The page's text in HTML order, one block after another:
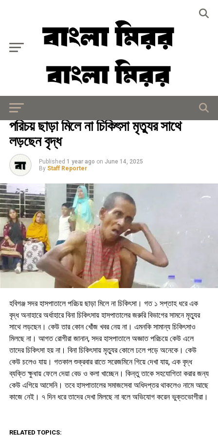
দূর্নীতি
পরিচয় ছাড়া মিলে না চিকিৎসা মৃত্যুর সাথে
লড়ছেন বৃদ্ধ
Published 1 year ago on June 14, 2025
By Staff Reporter
হবিগঞ্জ সদর হাসপাতালে পরিচয় ছাড়া মিলে না চিকিৎসা। গত ১ সপ্তাহ ধরে এক
বৃদ্ধ অনাহারে অর্ধাহারে বিনা চিকিৎসায় হাসপাতালের জরুরি বিভাগের সামনে মৃত্যুর
সাথে লড়ছেন। কেউ তার কোন খোঁজ খবর নেয় না। এমনকি সামান্য চিকিৎসাও
মিলছে না। আগত রোগীরা জানান, সদর হাসপাতালে অজ্ঞাত পরিচয়ে কেউ এলে
তাদের চিকিৎসা হয় না। বিনা চিকিৎসায় মৃত্যুর কোলে ঢলে পড়ে অনেকে। কেউ
কেউ চলেও যায়। গতকাল শুক্রবার রাতে সরেজমিনে গিয়ে দেখা যায়, এক বৃদ্ধ
ব্যক্তি ক্ষুধায় ফেলে দেয়া বেড ও কলা খাচ্ছেন। কিন্তু তাকে সহযোগিতা করার জন্য
কেউ এগিয়ে আসেনি। তবে হাসপাতালের সমাজসেবা অধিদপ্তর থাকলেও নামে আছে
কাজে নেই। ৭ দিন ধরে তাদের দেখা মিলছে না বলে অভিযোগ করেন ভুক্তভোগীরা।
RELATED TOPICS: